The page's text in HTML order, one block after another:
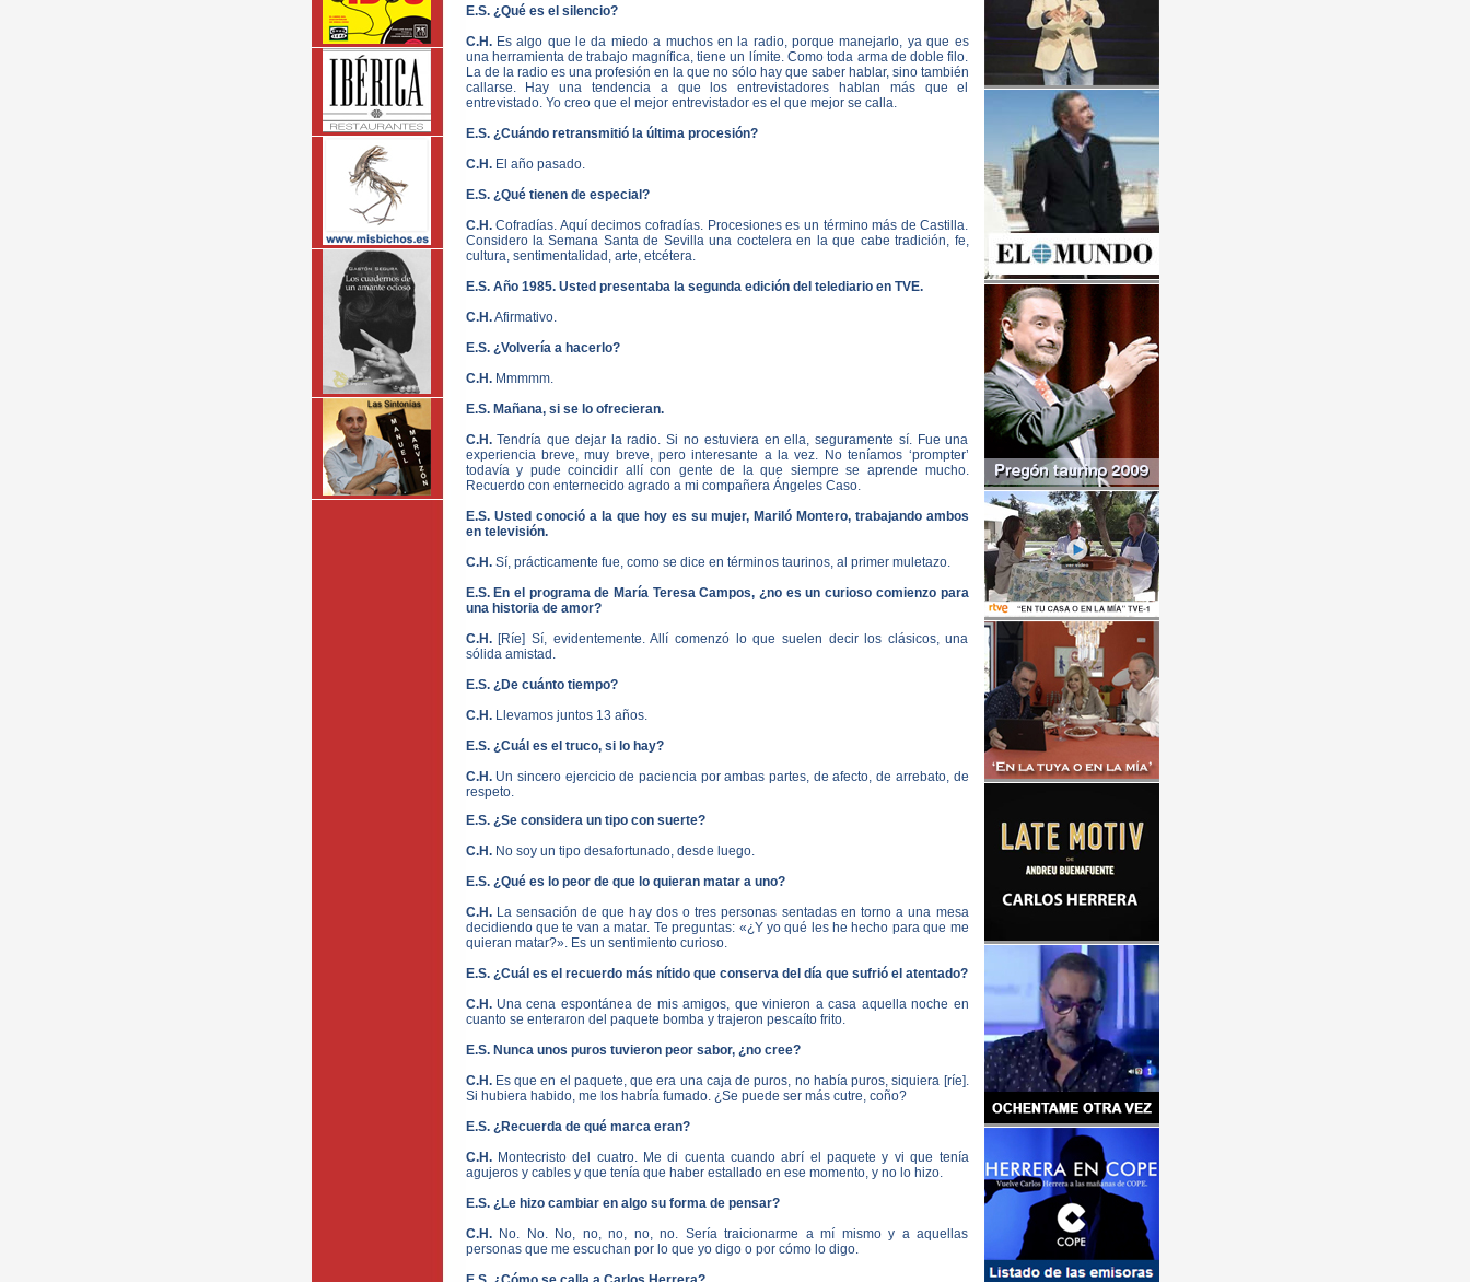
E.S. ¿Qué es el silencio?
C.H.Es algo que le da miedo a muchos en la radio, porque manejarlo, ya que es
una herramienta de trabajo magnífica, tiene un límite. Como toda arma de doble filo.
La de la radio es una profesión en la que no sólo hay que saber hablar, sino también
callarse. Hay una tendencia a que los entrevistadores hablan más que el
entrevistado. Yo creo que el mejor entrevistador es el que mejor se calla.
E.S. ¿Cuándo retransmitió la última procesión?
C.H.El año pasado.
E.S. ¿Qué tienen de especial?
C.H.Cofradías. Aquí decimos cofradías. Procesiones es un término más de Castilla.
Considero la Semana Santa de Sevilla una coctelera en la que cabe tradición, fe,
cultura, sentimentalidad, arte, etcétera.
E.S. Año 1985. Usted presentaba la segunda edición del telediario en TVE.
C.H.Afirmativo.
E.S. ¿Volvería a hacerlo?
C.H.Mmmmm.
E.S. Mañana, si se lo ofrecieran.
C.H.Tendría que dejar la radio. Si no estuviera en ella, seguramente sí. Fue una
experiencia breve, muy breve, pero interesante a la vez. No teníamos ‘prompter’
todavía y pude coincidir allí con gente de la que siempre se aprende mucho.
Recuerdo con enternecido agrado a mi compañera Ángeles Caso.
E.S. Usted conoció a la que hoy es su mujer, Mariló Montero, trabajando ambos
en televisión.
C.H.Sí, prácticamente fue, como se dice en términos taurinos, al primer muletazo.
E.S. En el programa de María Teresa Campos, ¿no es un curioso comienzo para
una historia de amor?
C.H.[Ríe] Sí, evidentemente. Allí comenzó lo que suelen decir los clásicos, una
sólida amistad.
E.S. ¿De cuánto tiempo?
C.H.Llevamos juntos 13 años.
E.S. ¿Cuál es el truco, si lo hay?
C.H.Un sincero ejercicio de paciencia por ambas partes, de afecto, de arrebato, de
respeto.
E.S. ¿Se considera un tipo con suerte?
C.H.No soy un tipo desafortunado, desde luego.
E.S. ¿Qué es lo peor de que lo quieran matar a uno?
C.H.La sensación de que hay dos o tres personas sentadas en torno a una mesa
decidiendo que te van a matar. Te preguntas: «¿Y yo qué les he hecho para que me
quieran matar?». Es un sentimiento curioso.
E.S. ¿Cuál es el recuerdo más nítido que conserva del día que sufrió el atentado?
C.H.Una cena espontánea de mis amigos, que vinieron a casa aquella noche en
cuanto se enteraron del paquete bomba y trajeron pescaíto frito.
E.S. Nunca unos puros tuvieron peor sabor, ¿no cree?
C.H.Es que en el paquete, que era una caja de puros, no había puros, siquiera [ríe].
Si hubiera habido, me los habría fumado. ¿Se puede ser más cutre, coño?
E.S. ¿Recuerda de qué marca eran?
C.H.Montecristo del cuatro. Me di cuenta cuando abrí el paquete y vi que tenía
agujeros y cables y que tenía que haber estallado en ese momento, y no lo hizo.
E.S. ¿Le hizo cambiar en algo su forma de pensar?
C.H.No. No. No, no, no, no, no. Sería traicionarme a mí mismo y a aquellas
personas que me escuchan por lo que yo digo o por cómo lo digo.